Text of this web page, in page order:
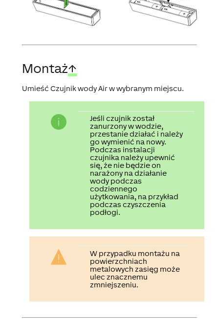
Montaż↑
Umieść Czujnik wody Air w wybranym miejscu.
Jeśli czujnik został
zanurzony w wodzie,
przestanie działać i należy
go wymienić na nowy.
Podczas instalacji
czujnika należy upewnić
się, że nie będzie on
narażony na działanie
wody podczas
codziennego
użytkowania, na przykład
podczas czyszczenia
podłogi.
W przypadku montażu na
powierzchniach
metalowych zasięg może
ulec znacznemu
zmniejszeniu.